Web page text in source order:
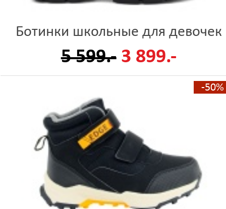
Ботинки школьные для девочек
5 599.- 3 899.-
-50%